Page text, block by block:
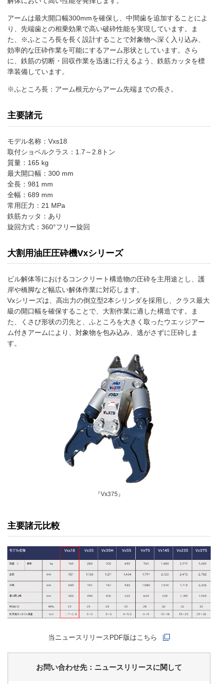
アームは最大開口幅300mmを確保し、中間歯を追加することによ
り、先端歯との相乗効果で高い破砕性能を実現しています。ま
た、※ふところ長を長く設計することで対象物へ深く入り込み、
効率的な圧砕作業を可能にするアーム形状としています。さら
に、鉄筋の切断・回収作業を迅速に行えるよう、鉄筋カッタを標
準装備しています。
※ふところ長：アーム根元からアーム先端までの長さ。
主要諸元
モデル名称：Vxs18
取付ショベルクラス：1.7～2.8トン
質量：165 kg
最大開口幅：300 mm
全長：981 mm
全幅：689 mm
常用圧力：21 MPa
鉄筋カッタ：あり
旋回方式：360°フリー旋回
大割用油圧圧砕機Vxシリーズ
ビル解体等におけるコンクリート構造物の圧砕を主用途とし、護
岸や橋脚など幅広い解体作業に対応します。
Vxシリーズは、高出力の倒立型2本シリンダを採用し、クラス最大
級の開口幅を確保することで、大割作業に適した構造です。ま
た、くさび形状の刃先と、ふところを大きく取ったウエッジアー
ム付きアームにより、対象物を包み込み、逃がさずに圧砕しま
す。
『Vx375』
主要諸元比較
当ニュースリリースPDF版はこちら
お問い合わせ先：ニュースリリースに関して